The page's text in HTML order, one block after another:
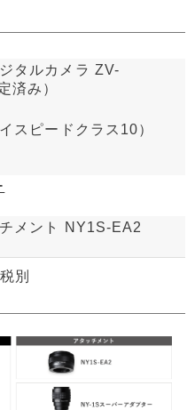
タルカメラ ZV-
済み）
スピードクラス10）
メント NY1S-EA2
別